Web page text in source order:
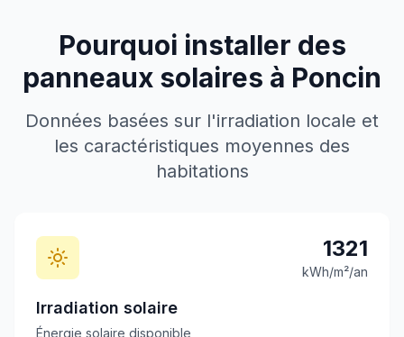
Pourquoi installer des
panneaux solaires à Poncin
Données basées sur l'irradiation locale et
les caractéristiques moyennes des
habitations
1321
kWh/m²/an
Irradiation solaire
Énergie solaire disponible